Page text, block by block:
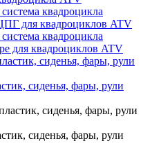
для квадроциклов ATV
для квадроциклов ATV
сиденья, фары, рули
сиденья, фары, рули
сиденья, фары, рули